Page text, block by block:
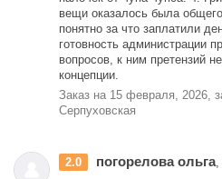
вещи оказалось была
понятно за что заплатили
готовность администрации
вопросов, к ним претензий
концепции.
Заказ на 15 февраля, 2026,
Серпуховская
2.0 погорелова ольга,